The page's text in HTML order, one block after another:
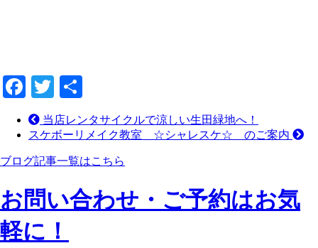
Facebook
Twitter
有
当店レンタサイクルで涼しい生田緑地へ！
スケボーリメイク教室 ☆シャレスケ☆ のご案内
ブログ記事一覧はこちら
お問い合わせ・ご予約はお気
軽に！